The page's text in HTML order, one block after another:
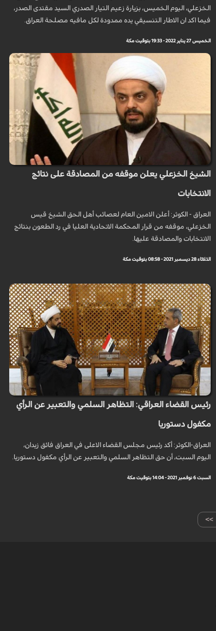
الخزعلي، اليوم الخميس، بزيارة زعيم التيار الصدري السيد مقتدى الصدر،
فيما اكد ان الاطار التنسيقي يده ممدودة لكل مافيه مصلحة العراق.
الخميس 27 يناير 2022 - 19:33 بتوقيت مكة
الشيخ الخزعلي يعلن موقفه من المصادقة على نتائج
الانتخابات
العراق - الكوثر: أعلن الامين العام لعصائب أهل الحق الشيخ قيس
الخزعلي، موقفه من قرار المحكمة الاتحادية العليا في رد الطعون بنتائج
الانتخابات والمصادقة عليها.
الثلاثاء 28 ديسمبر 2021 - 08:58 بتوقيت مكة
رئيس القضاء العراقي: التظاهر السلمي والتعبير عن الرأي
مكفول دستوريا
العراق-الكوثر: أكد رئيس مجلس القضاء الاعلى في العراق فائق زيدان،
اليوم السبت، أن حق التظاهر السلمي والتعبير عن الرأي مكفول دستوريا.
السبت 6 نوفمبر 2021 - 14:04 بتوقيت مكة
>>